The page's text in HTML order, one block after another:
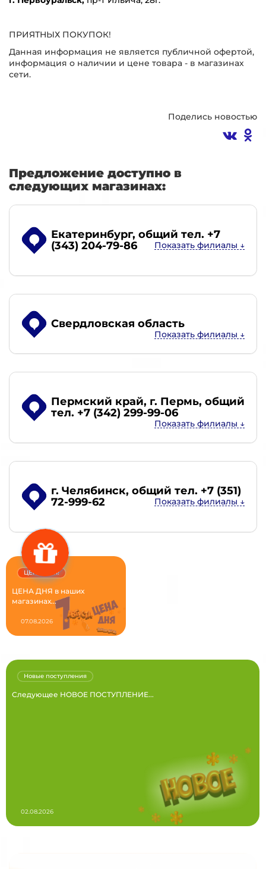
ПРИЯТНЫХ ПОКУПОК!
Данная информация не является публичной офертой,
информация о наличии и цене товара - в магазинах
сети.
Поделись новостью
Предложение доступно в
следующих магазинах:
Екатеринбург, общий тел. +7
(343) 204-79-86
Свердловская область
Пермский край, г. Пермь, общий
тел. +7 (342) 299-99-06
г. Челябинск, общий тел. +7 (351)
72-999-62
ЦЕНА ДНЯ в наших
магазинах...
ЦЕНА ДНЯ!
07.08.2026
Следующее НОВОЕ ПОСТУПЛЕНИЕ...
Новые поступления
02.08.2026